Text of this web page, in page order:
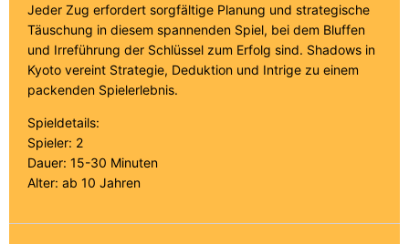
Jeder Zug erfordert sorgfältige Planung und strategische
Täuschung in diesem spannenden Spiel, bei dem Bluffen
und Irreführung der Schlüssel zum Erfolg sind. Shadows in
Kyoto vereint Strategie, Deduktion und Intrige zu einem
packenden Spielerlebnis.
Spieldetails:
Spieler: 2
Dauer: 15-30 Minuten
Alter: ab 10 Jahren